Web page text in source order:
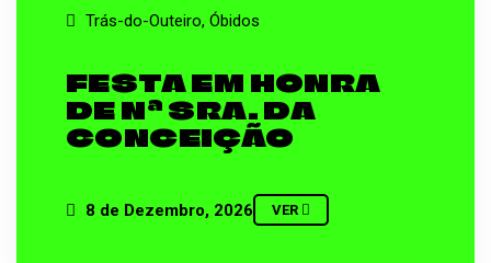
Trás-do-Outeiro, Óbidos
FESTA EM HONRA
DE Nª SRA. DA
CONCEIÇÃO
8 de Dezembro, 2026 VER